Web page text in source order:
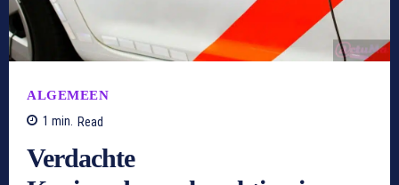
ALGEMEEN
1 min. Read
Verdachte